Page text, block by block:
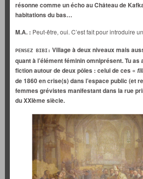
résonne comme un écho au Château de
habitations du bas…
M.A. : Peut-être, oui. C’est fait pour introduire
PENSEZ BIBI: Village à deux niveaux mais
quant à l’élément féminin omniprésent. Tu
fiction autour de deux pôles : celui de ces «
de 1860 en crise(s) dans l’espace public (et
femmes grévistes manifestant dans la rue
du XXIème siècle.